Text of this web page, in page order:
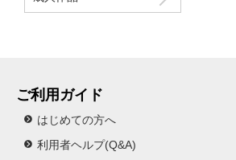
ご利用ガイド
はじめての方へ
利用者ヘルプ(Q&A)